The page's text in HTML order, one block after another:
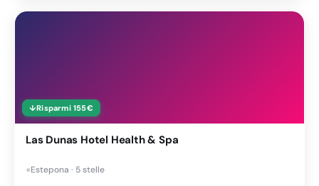
↓Risparmi 155€
Las Dunas Hotel Health & Spa
●Estepona · 5 stelle